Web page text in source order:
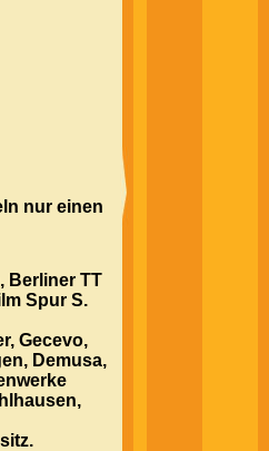
nur einen
Berliner TT
Spur S.
Gecevo,
Demusa,